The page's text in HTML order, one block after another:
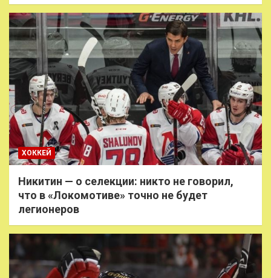
ХОККЕЙ
Никитин — о селекции: никто не говорил,
что в «Локомотиве» точно не будет
легионеров